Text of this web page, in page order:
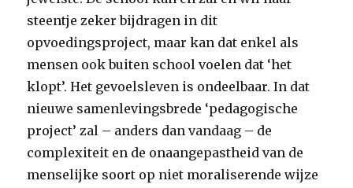
steentje zeker bijdragen in dit
opvoedingsproject, maar kan dat enkel als
mensen ook buiten school voelen dat ‘het
klopt’. Het gevoelsleven is ondeelbaar. In dat
nieuwe samenlevingsbrede ‘pedagogische
project’ zal – anders dan vandaag – de
complexiteit en de onaangepastheid van de
menselijke soort op niet moraliserende wijze